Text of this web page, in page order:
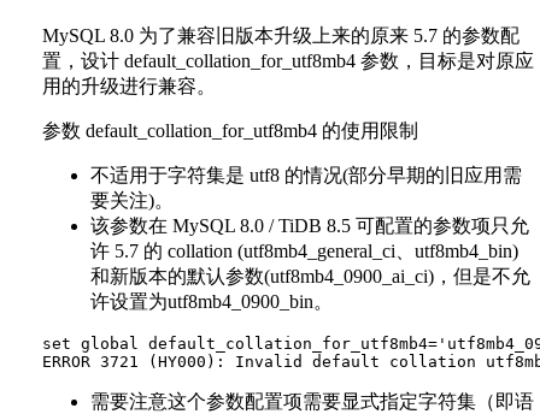
MySQL 8.0 为了兼容旧版本升级上来的原来 5.7 的参数配
置，设计 default_collation_for_utf8mb4 参数，目标是对原应
用的升级进行兼容。
参数 default_collation_for_utf8mb4 的使用限制
不适用于字符集是 utf8 的情况(部分早期的旧应用需
要关注)。
该参数在 MySQL 8.0 / TiDB 8.5 可配置的参数项只允
许 5.7 的 collation (utf8mb4_general_ci、utf8mb4_bin)
和新版本的默认参数(utf8mb4_0900_ai_ci)，但是不允
许设置为utf8mb4_0900_bin。
set global
需要注意这个参数配置项需要显式指定字符集（即语